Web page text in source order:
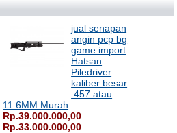
jual senapan
angin pcp bg
game import
Hatsan
Piledriver
kaliber besar
.457 atau
11.6MM Murah
Rp.39.000.000,00
Rp.33.000.000,00